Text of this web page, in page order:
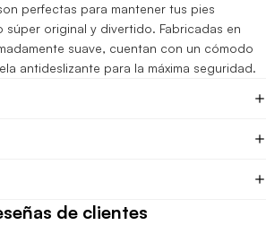
perfectas para mantener tus pies
original y divertido. Fabricadas en
suave, cuentan con un cómodo
antideslizante para la máxima seguridad.
de clientes